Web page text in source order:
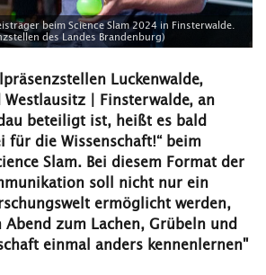
beim Science Slam 2024 in Finsterwalde.
des Landes Brandenburg)
Luckenwalde,
Westlausitz | Finsterwalde, an
beteiligt ist, heißt es bald
für die Wissenschaft!“ beim
Slam. Bei diesem Format der
soll nicht nur ein
ermöglicht werden,
zum Lachen, Grübeln und
einmal anders kennenlernen"